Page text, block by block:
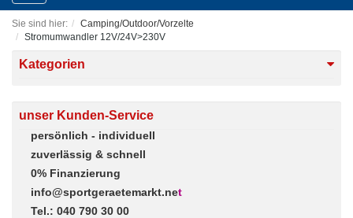
navigation
Sie sind hier:
Camping/Outdoor/Vorzelte
Stromumwandler 12V/24V>230V
Kategorien
unser Kunden-Service
persönlich - individuell
zuverlässig & schnell
0% Finanzierung
info@sportgeraetemarkt.net
Tel.: 040 790 30 00